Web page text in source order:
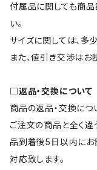
付属品に関しても商
い。
サイズに関しては、多
また、値引き交渉はお
□返品・交換について
商品の返品・交換につ
ご注文の商品と全く
品到着後5日以内にお
対応致します。